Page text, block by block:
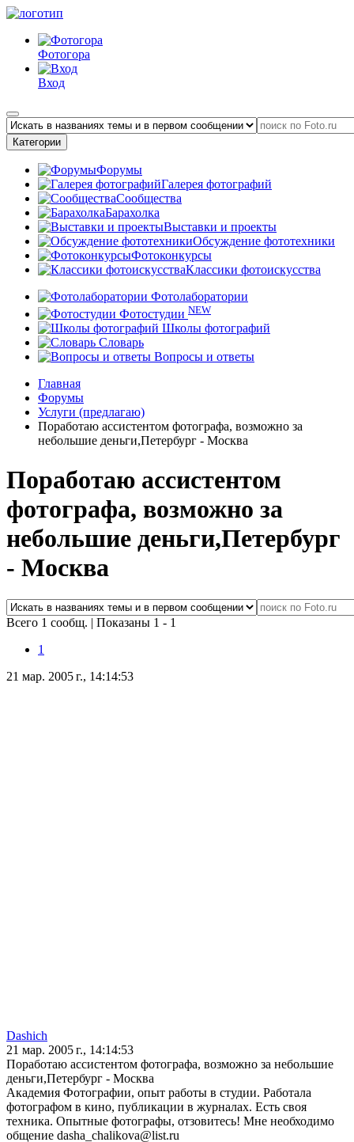
Фотогора
Вход
Категории
Форумы
Галерея фотографий
Сообщества
Барахолка
Выставки и проекты
Обсуждение фототехники
Фотоконкурсы
Классики фотоискусства
Фотолаборатории
Фотостудии NEW
Школы фотографий
Словарь
Вопросы и ответы
Главная
Форумы
Услуги (предлагаю)
Поработаю ассистентом фотографа, возможно за
небольшие деньги,Петербург - Москва
Поработаю ассистентом
фотографа, возможно за
небольшие деньги,Петербург
- Москва
Всего 1 сообщ. | Показаны 1 - 1
1
21 мар. 2005 г., 14:14:53
Dashich
21 мар. 2005 г., 14:14:53
Поработаю ассистентом фотографа, возможно за небольшие
деньги,Петербург - Москва
Академия Фотографии, опыт работы в студии. Работала
фотографом в кино, публикации в журналах. Есть своя
техника. Опытные фотографы, отзовитесь! Мне необходимо
общение dasha_chalikova@list.ru